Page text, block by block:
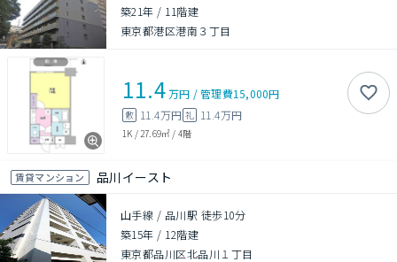
築21年 / 11階建
東京都港区港南３丁目
11.4万円 /管理費15,000円
敷 11.4万円 礼 11.4万円
1K / 27.69㎡ / 4階
賃貸マンション 品川イースト
山手線 / 品川駅 徒歩10分
築15年 / 12階建
東京都品川区北品川１丁目